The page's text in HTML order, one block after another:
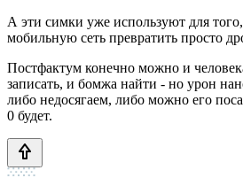
А эти симки уже используют для
мобильную сеть превратить просто
Постфактум конечно можно и
записать, и бомжа найти - но урон
либо недосягаем, либо можно его
0 будет.